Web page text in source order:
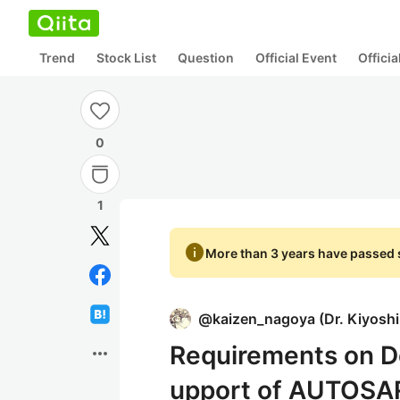
Trend Stock List Question Official Event
0
1
more_horiz
infoMore than 3 years have passed
@kaizen_nagoya (Dr.
Requirements on
upport of